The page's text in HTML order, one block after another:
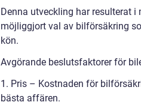
Denna utveckling har resulterat
möjliggjort val av bilförsäkring
kön.
Avgörande beslutsfaktorer för
1. Pris – Kostnaden för
bästa affären.